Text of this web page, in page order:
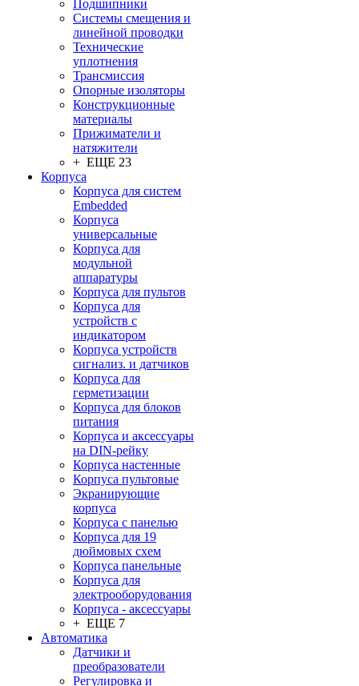
Подшипники
Системы смещения и
линейной проводки
Технические
уплотнения
Трансмиссия
Опорные изоляторы
Конструкционные
материалы
Прижиматели и
натяжители
+ ЕЩЕ 23
Корпуса
Корпуса для систем
Embedded
Корпуса
универсальные
Корпуса для
модульной
аппаратуры
Корпуса для пультов
Корпуса для
устройств с
индикатором
Корпуса устройств
сигнализ. и датчиков
Корпуса для
герметизации
Корпуса для блоков
питания
Корпуса и аксессуары
на DIN-рейку
Корпуса настенные
Корпуса пультовые
Экранирующие
корпуса
Корпуса с панелью
Корпуса для 19
дюймовых схем
Корпуса панельные
Корпуса для
электрооборудования
Корпуса - аксессуары
+ ЕЩЕ 7
Автоматика
Датчики и
преобразователи
Регулировка и